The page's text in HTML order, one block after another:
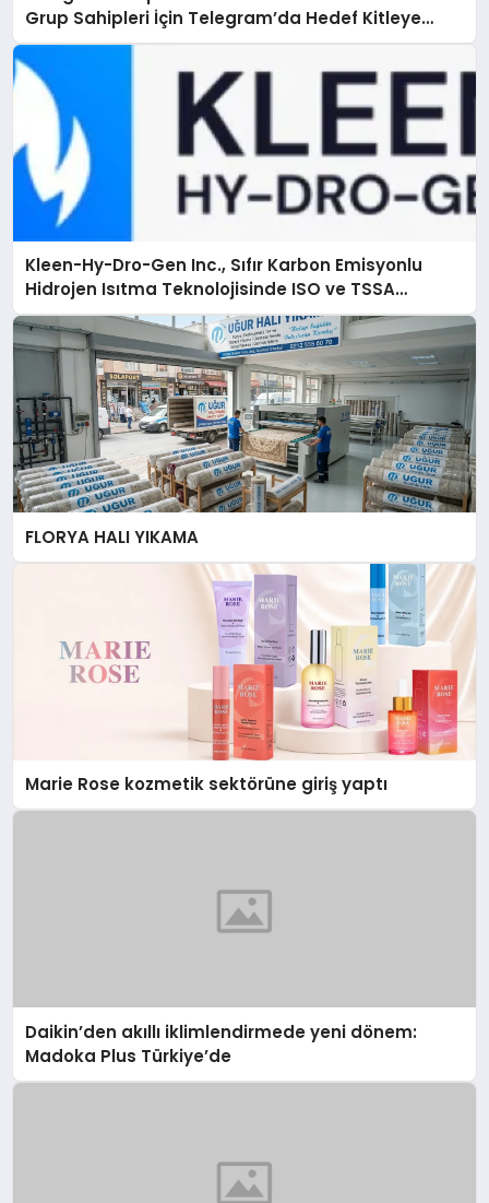
Grup Sahipleri İçin Telegram’da Hedef Kitleye
Ulaşma
Kleen-Hy-Dro-Gen Inc., Sıfır Karbon Emisyonlu
Hidrojen Isıtma Teknolojisinde ISO ve TSSA
Düzenleyici Onaylarını Aldı
FLORYA HALI YIKAMA
Marie Rose kozmetik sektörüne giriş yaptı
Daikin’den akıllı iklimlendirmede yeni dönem:
Madoka Plus Türkiye’de